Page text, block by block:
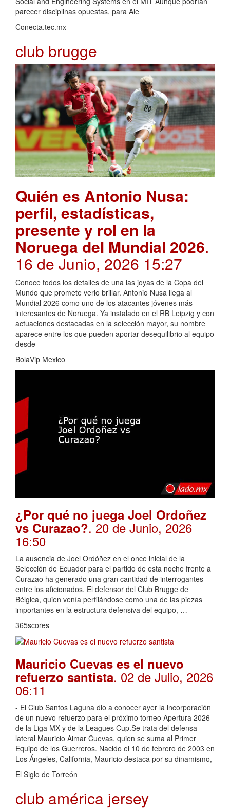
parecer disciplinas opuestas, para Ale
Conecta.tec.mx
club brugge
Quién es Antonio Nusa:
perfil, estadísticas,
presente y rol en la
Noruega del Mundial 2026.
16 de Junio, 2026 15:27
Conoce todos los detalles de una las joyas de la Copa del
Mundo que promete verlo brillar. Antonio Nusa llega al
Mundial 2026 como uno de los atacantes jóvenes más
interesantes de Noruega. Ya instalado en el RB Leipzig y con
actuaciones destacadas en la selección mayor, su nombre
aparece entre los que pueden aportar desequilibrio al equipo
desde
BolaVip Mexico
¿Por qué no juega Joel Ordoñez
vs Curazao?. 20 de Junio, 2026
16:50
La ausencia de Joel Ordóñez en el once inicial de la
Selección de Ecuador para el partido de esta noche frente a
Curazao ha generado una gran cantidad de interrogantes
entre los aficionados. El defensor del Club Brugge de
Bélgica, quien venía perfilándose como una de las piezas
importantes en la estructura defensiva del equipo, …
365scores
Mauricio Cuevas es el nuevo
refuerzo santista. 02 de Julio, 2026
06:11
- El Club Santos Laguna dio a conocer ayer la incorporación
de un nuevo refuerzo para el próximo torneo Apertura 2026
de la Liga MX y de la Leagues Cup.Se trata del defensa
lateral Mauricio Aimar Cuevas, quien se suma al Primer
Equipo de los Guerreros. Nacido el 10 de febrero de 2003 en
Los Ángeles, California, Mauricio destaca por su dinamismo,
El Siglo de Torreón
club américa jersey